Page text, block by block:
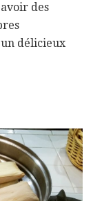
des
délicieux